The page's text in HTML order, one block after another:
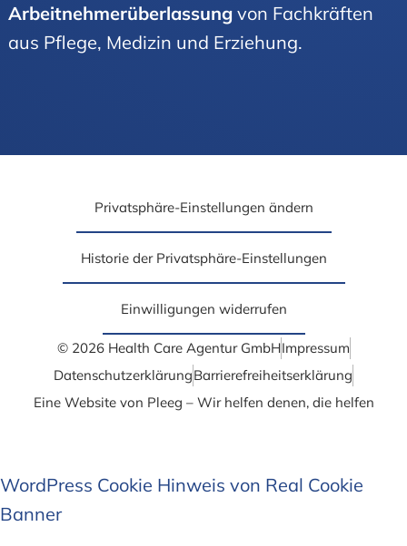
Arbeitnehmer­über­lassungvon Fachkräften
aus Pflege, Medizin und Erziehung.
Privatsphäre-Einstellungen ändern
Historie der Privatsphäre-Einstellungen
Einwilligungen widerrufen
© 2026 Health Care Agentur GmbHImpressum
DatenschutzerklärungBarrierefrei­heits­erklärung
Eine Website von Pleeg – Wir helfen denen, die helfen
WordPress Cookie Hinweis von Real Cookie
Banner